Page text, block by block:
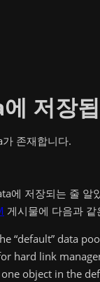
저장
존재합니다.
에 저장되는 줄 알
게시물에 다음과
“default” data
hard link
object in the